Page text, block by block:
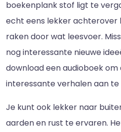
boekenplank stof ligt te
echt eens lekker achterover
raken door wat leesvoer.
nog interessante nieuwe
download een audioboek
interessante verhalen aan te
Je kunt ook lekker naar
aarden en rust te ervaren.